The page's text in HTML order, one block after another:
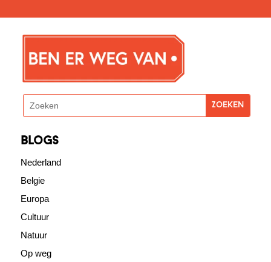
blogs
Nederland
Belgie
Europa
Cultuur
Natuur
Op weg